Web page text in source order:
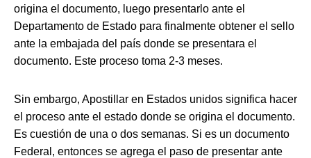
origina el documento, luego presentarlo ante el
Departamento de Estado para finalmente obtener el sello
ante la embajada del país donde se presentara el
documento. Este proceso toma 2-3 meses.
Sin embargo, Apostillar en Estados unidos significa hacer
el proceso ante el estado donde se origina el documento.
Es cuestión de una o dos semanas. Si es un documento
Federal, entonces se agrega el paso de presentar ante